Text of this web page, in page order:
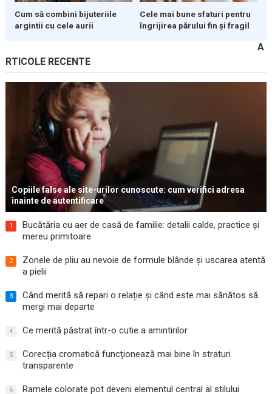
Cum să combini bijuteriile
argintii cu cele aurii
Cele mai bune sfaturi pentru
îngrijirea părului fin și fragil
A
RTICOLE RECENTE
Copiile false ale site-urilor cunoscute: cum verifici adresa
înainte de autentificare
1
Bucătăria cu aer de casă de familie: detalii calde, practice și
mereu primitoare
2
Zonele de pliu au nevoie de formule blânde și uscarea atentă
a pielii
3
Când merită să repari o relație și când este mai sănătos să
mergi mai departe
4 Ce merită păstrat într-o cutie a amintirilor
5
Corecția cromatică funcționează mai bine în straturi
transparente
6 Ramele colorate pot deveni elementul central al stilului